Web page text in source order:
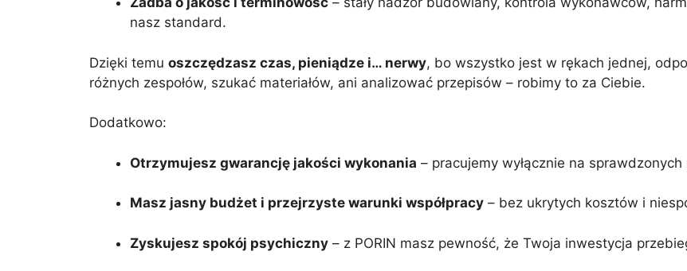
nasz standard.
Dzięki temu oszczędzasz czas, pieniądze i… nerwy, bo wszystko jest w rękach jednej,
różnych zespołów, szukać materiałów, ani analizować przepisów – robimy to za Ciebie.
Dodatkowo:
Otrzymujesz gwarancję jakości wykonania – pracujemy wyłącznie na
Masz jasny budżet i przejrzyste warunki współpracy – bez ukrytych kosztów i
Zyskujesz spokój psychiczny – z PORIN masz pewność, że Twoja inwestycja